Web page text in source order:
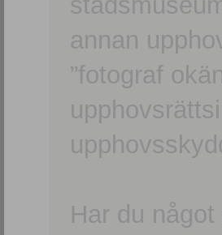
annan
”fotograf
Har du